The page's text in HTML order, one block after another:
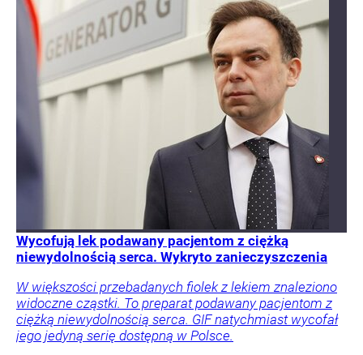
Wycofują lek podawany pacjentom z ciężką
niewydolnością serca. Wykryto zanieczyszczenia
W większości przebadanych fiolek z lekiem znaleziono
widoczne cząstki. To preparat podawany pacjentom z
ciężką niewydolnością serca. GIF natychmiast wycofał
jego jedyną serię dostępną w Polsce.